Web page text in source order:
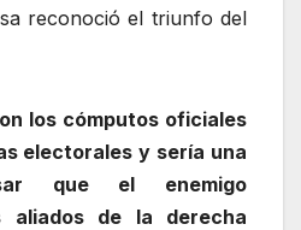
reconoció el triunfo del
los cómputos oficiales
electorales y sería una
que el enemigo
aliados de la derecha